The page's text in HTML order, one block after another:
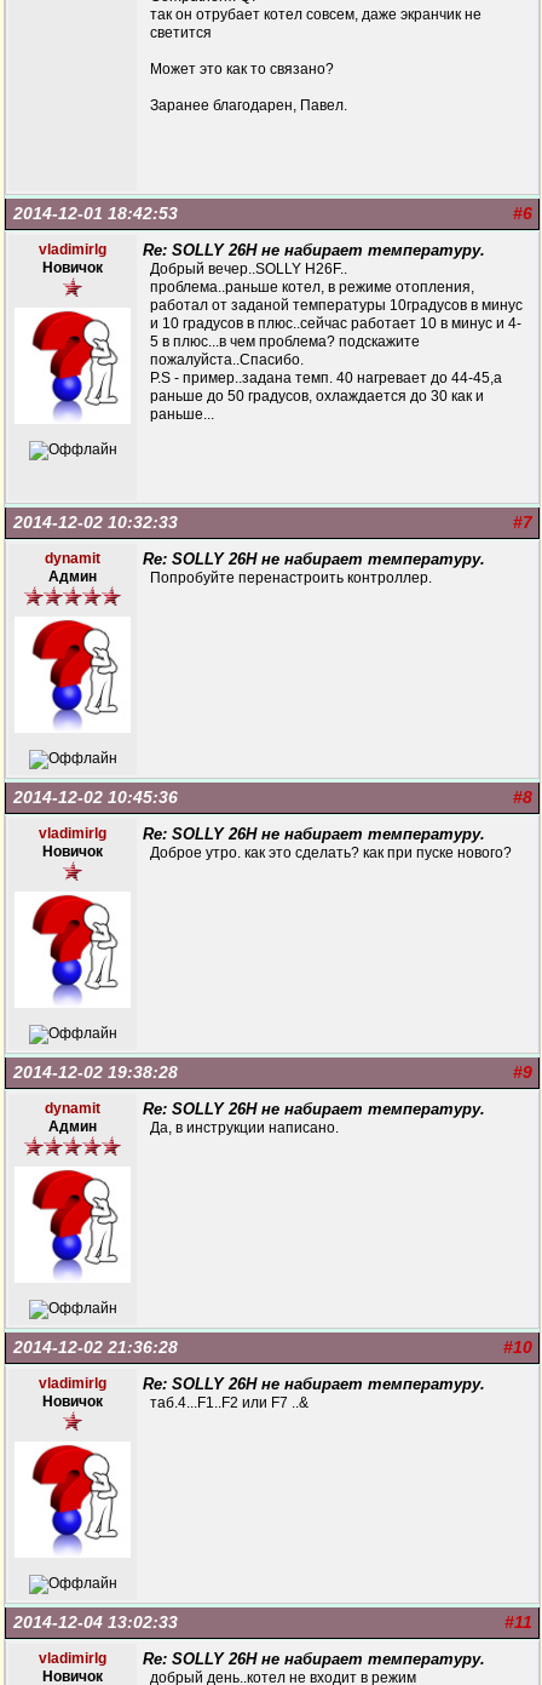
так он отрубает котел совсем, даже экранчик не
светится
Может это как то связано?
Заранее благодарен, Павел.
#6
2014-12-01 18:42:53
vladimirlg
Новичок
Re: SOLLY 26H не набирает температуру.
Добрый вечер..SOLLY H26F..
проблема..раньше котел, в режиме отопления,
работал от заданой температуры 10градусов в минус
и 10 градусов в плюс..сейчас работает 10 в минус и 4-
5 в плюс...в чем проблема? подскажите
пожалуйста..Спасибо.
P.S - пример..задана темп. 40 нагревает до 44-45,а
раньше до 50 градусов, охлаждается до 30 как и
раньше...
#7
2014-12-02 10:32:33
dynamit
Админ
Re: SOLLY 26H не набирает температуру.
Попробуйте перенастроить контроллер.
#8
2014-12-02 10:45:36
vladimirlg
Новичок
Re: SOLLY 26H не набирает температуру.
Доброе утро. как это сделать? как при пуске нового?
#9
2014-12-02 19:38:28
dynamit
Админ
Re: SOLLY 26H не набирает температуру.
Да, в инструкции написано.
#10
2014-12-02 21:36:28
vladimirlg
Новичок
Re: SOLLY 26H не набирает температуру.
таб.4...F1..F2 или F7 ..&
#11
2014-12-04 13:02:33
vladimirlg
Новичок
Re: SOLLY 26H не набирает температуру.
добрый день..котел не входит в режим